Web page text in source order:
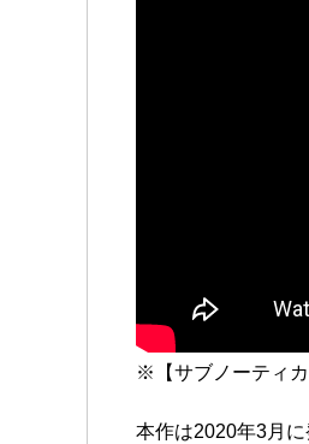
※【サブノーティ
本作は2020年3月